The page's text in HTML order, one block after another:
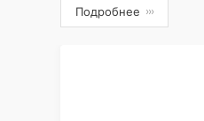
Подробнее ›››